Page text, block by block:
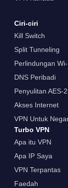
Ciri-ciri
Kill Switch
Split Tunneling
Perlindungan
DNS Peribadi
Penyulitan AES-
Akses Internet
VPN Untuk
Turbo VPN
Apa itu VPN
Apa IP Saya
VPN Terpantas
Faedah